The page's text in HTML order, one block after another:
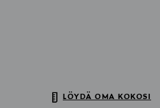
LÖYDÄ OMA KOKOSI